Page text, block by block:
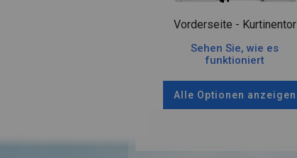
Vorderseite - Kurtinentor
Sehen Sie, wie es
funktioniert
Alle Optionen anzeigen